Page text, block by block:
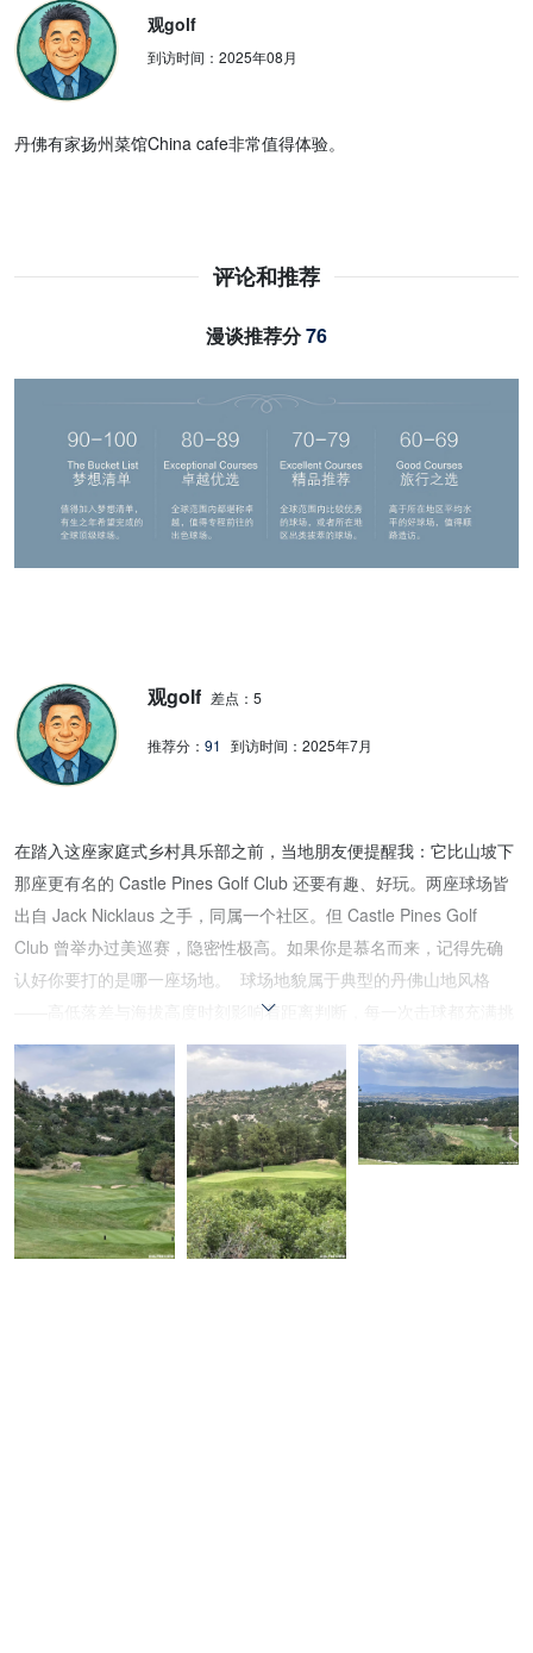
观golf
到访时间： 2025年08月
丹佛有家扬州菜馆China cafe非常值得体验。
评论和推荐
漫谈推荐分76
在踏入这座家庭式乡村具乐部之前，当地朋友便提醒我：它比山坡下
那座更有名的 Castle Pines Golf Club 还要有趣、好玩。两座球场皆
出自 Jack Nicklaus 之手，同属一个社区。但 Castle Pines Golf
Club 曾举办过美巡赛，隐密性极高。如果你是慕名而来，记得先确
认好你要打的是哪一座场地。 球场地貌属于典型的丹佛山地风格
——高低落差与海拔高度时刻影响着距离判断，每一次击球都充满挑
战。我特别喜欢果岭的造型，线条流畅优雅、起伏精巧，与尼克劳斯
以往的设计风格略有不同。不禁让人好奇，这些果岭是否出自另一位
造型设计师之手？ 十八洞后方的山坡景色壮丽，令人屏息。会员朋
友曾说，他初次造访球场，一看到这片风景便立刻决定参加——其他
洞根本不需要看。
观golf 差点：5
推荐分： 91 到访时间： 2025年7月